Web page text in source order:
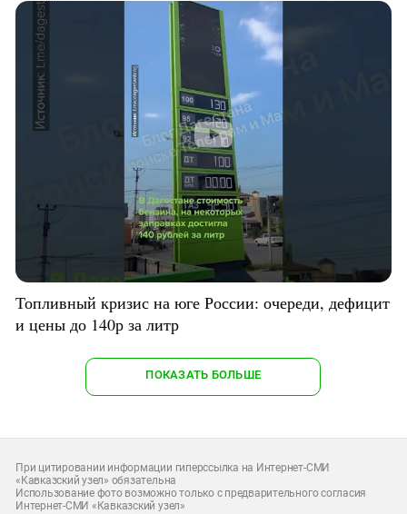
Топливный кризис на юге России: очереди, дефицит
и цены до 140р за литр
ПОКАЗАТЬ БОЛЬШЕ
При цитировании информации гиперссылка на Интернет-СМИ
«Кавказский узел» обязательна
Использование фото возможно только с предварительного согласия
Интернет-СМИ «Кавказский узел»